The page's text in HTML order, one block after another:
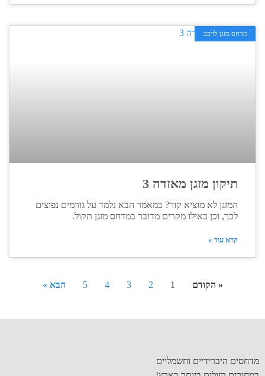
מדחס מזגן לרכב
תיקון מזגן מאזדה 3
המזגן לא מוציא קור? במאמר הבא נלמד על גורמים נפוצים
לכך, וכן באילו מקרים מדובר במדחס מזגן תקול.
קרא עוד »
« הקודם 1
2
3
4
5 הבא »
מדחסים היברידיים וחשמליים